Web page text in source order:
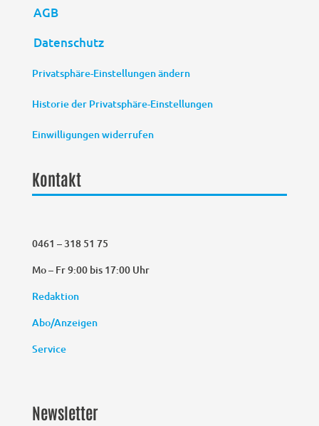
AGB
Datenschutz
Privatsphäre-Einstellungen ändern
Historie der Privatsphäre-Einstellungen
Einwilligungen widerrufen
Kontakt
0461 – 318 51 75
Mo – Fr 9:00 bis 17:00 Uhr
Redaktion
Abo/Anzeigen
Service
Newsletter